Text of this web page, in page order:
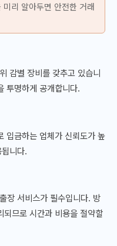
리 알아두면 안전한 거래
감별 장비를 갖추고 있습니
투명하게 공개합니다.
입금하는 업체가 신뢰도가 높
니다.
장 서비스가 필수입니다. 방
므로 시간과 비용을 절약할